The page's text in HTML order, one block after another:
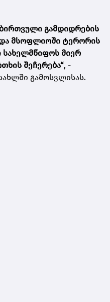
ბირთვული გამდიდრების
და მსოფლიოში ტერორის
მიერ
შეჩერება“, -
გამოსვლისას.